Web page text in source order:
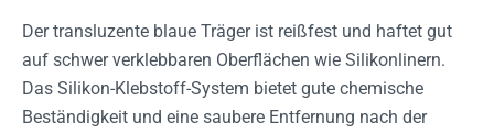
Der transluzente blaue Träger ist reißfest und haftet gut
auf schwer verklebbaren Oberflächen wie Silikonlinern.
Das Silikon-Klebstoff-System bietet gute chemische
Beständigkeit und eine saubere Entfernung nach der